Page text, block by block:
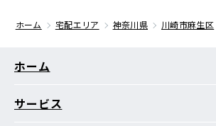
ホーム 宅配エリア 神奈川県 川崎市麻生区
ホーム
サービス